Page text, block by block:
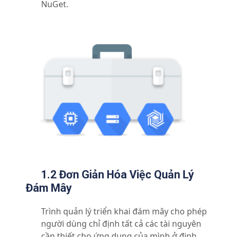
NuGet.
1.2 Đơn Giản Hóa Việc Quản Lý
Đám Mây
Trình quản lý triển khai đám mây cho phép
người dùng chỉ định tất cả các tài nguyên